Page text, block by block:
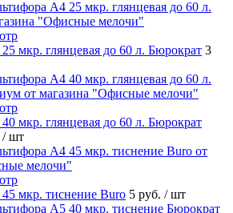
мкр. глянцевая до 60 л. Бюрократ 3
мкр. глянцевая до 60 л. Бюрократ
/ шт
мкр. тиснение Buro 5 руб. / шт